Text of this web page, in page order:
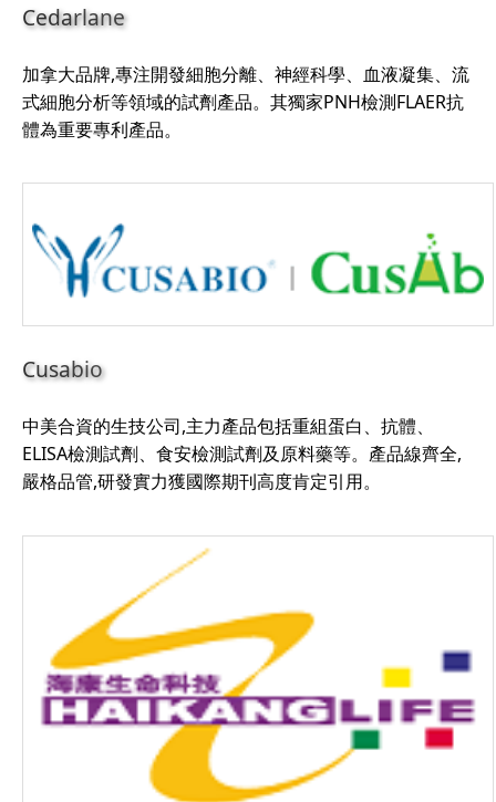
Cedarlane
加拿大品牌,專注開發細胞分離、神經科學、血液凝集、流
式細胞分析等領域的試劑產品。其獨家PNH檢測FLAER抗
體為重要專利產品。
Cusabio
中美合資的生技公司,主力產品包括重組蛋白、抗體、
ELISA檢測試劑、食安檢測試劑及原料藥等。產品線齊全,
嚴格品管,研發實力獲國際期刊高度肯定引用。